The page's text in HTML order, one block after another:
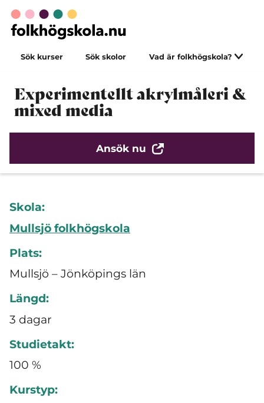
Sök kurser Sök skolor Vad är folkhögskola?
Experimentellt akrylmåleri &
mixed media
Ansök nu
Skola:
Mullsjö folkhögskola
Plats:
Mullsjö – Jönköpings län
Längd:
3 dagar
Studietakt:
100 %
Kurstyp: